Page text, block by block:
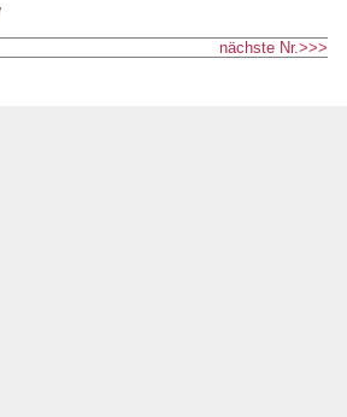
nächste Nr.>>>